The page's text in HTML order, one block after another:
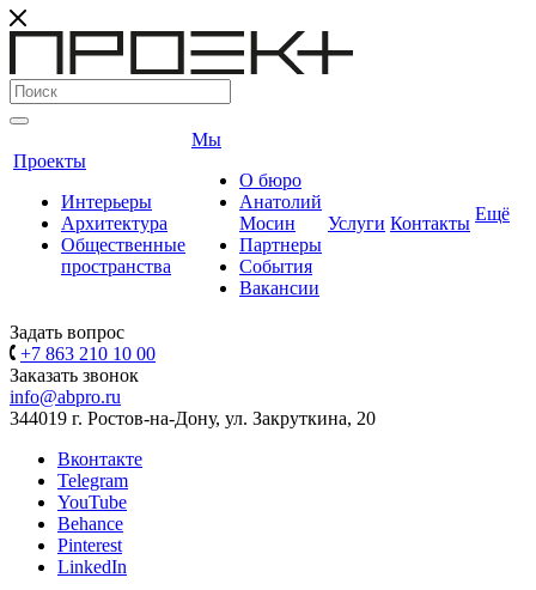
Проекты
Интерьеры
Архитектура
Общественные
пространства
Мы
О бюро
Анатолий
Мосин
Партнеры
События
Вакансии
Услуги Контакты Ещё
Задать вопрос
+7 863 210 10 00
Заказать звонок
info@abpro.ru
344019 г. Ростов-на-Дону, ул. Закруткина, 20
Вконтакте
Telegram
YouTube
Behance
Pinterest
LinkedIn